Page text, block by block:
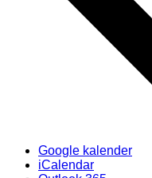
Google kalender
iCalendar